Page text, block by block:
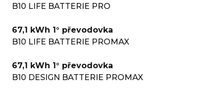
B10 LIFE BATTERIE PRO
67,1 kWh 1° převodovka
B10 LIFE BATTERIE PROMAX
67,1 kWh 1° převodovka
B10 DESIGN BATTERIE PROMAX